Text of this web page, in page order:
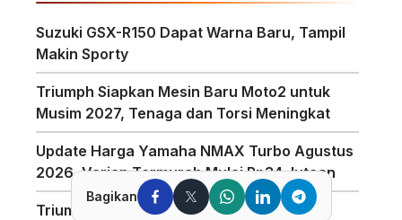
Suzuki GSX-R150 Dapat Warna Baru, Tampil
Makin Sporty
Triumph Siapkan Mesin Baru Moto2 untuk
Musim 2027, Tenaga dan Torsi Meningkat
Update Harga Yamaha NMAX Turbo Agustus
2026, Varian Termurah Mulai Rp34 Jutaan
Triumph Indonesia Luncurkan Speed Twin
Bagikan